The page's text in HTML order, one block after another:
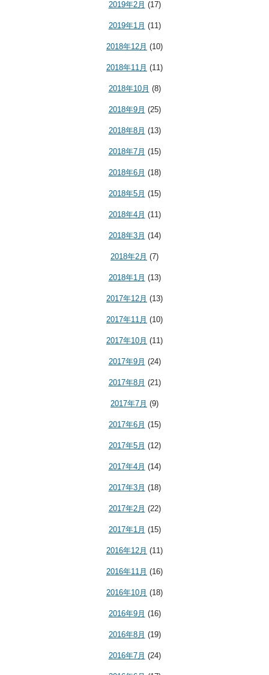
2019年2月 (17)
2019年1月 (11)
2018年12月 (10)
2018年11月 (11)
2018年10月 (8)
2018年9月 (25)
2018年8月 (13)
2018年7月 (15)
2018年6月 (18)
2018年5月 (15)
2018年4月 (11)
2018年3月 (14)
2018年2月 (7)
2018年1月 (13)
2017年12月 (13)
2017年11月 (10)
2017年10月 (11)
2017年9月 (24)
2017年8月 (21)
2017年7月 (9)
2017年6月 (15)
2017年5月 (12)
2017年4月 (14)
2017年3月 (18)
2017年2月 (22)
2017年1月 (15)
2016年12月 (11)
2016年11月 (16)
2016年10月 (18)
2016年9月 (16)
2016年8月 (19)
2016年7月 (24)